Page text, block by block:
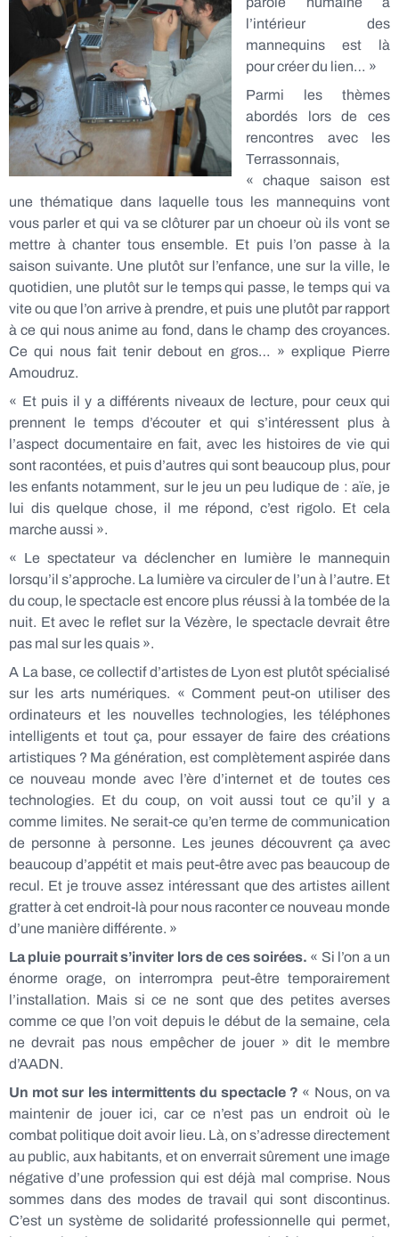
l’intérieur des
mannequins est là
pour créer du lien… »
Parmi les thèmes
abordés lors de ces
rencontres avec les
Terrassonnais,
« chaque saison est
une thématique dans laquelle tous les mannequins vont
vous parler et qui va se clôturer par un choeur où ils vont se
mettre à chanter tous ensemble. Et puis l’on passe à la
saison suivante. Une plutôt sur l’enfance, une sur la ville, le
quotidien, une plutôt sur le temps qui passe, le temps qui va
vite ou que l’on arrive à prendre, et puis une plutôt par rapport
à ce qui nous anime au fond, dans le champ des croyances.
Ce qui nous fait tenir debout en gros… » explique Pierre
Amoudruz.
« Et puis il y a différents niveaux de lecture, pour ceux qui
prennent le temps d’écouter et qui s’intéressent plus à
l’aspect documentaire en fait, avec les histoires de vie qui
sont racontées, et puis d’autres qui sont beaucoup plus, pour
les enfants notamment, sur le jeu un peu ludique de : aïe, je
lui dis quelque chose, il me répond, c’est rigolo. Et cela
marche aussi ».
« Le spectateur va déclencher en lumière le mannequin
lorsqu’il s’approche. La lumière va circuler de l’un à l’autre. Et
du coup, le spectacle est encore plus réussi à la tombée de la
nuit. Et avec le reflet sur la Vézère, le spectacle devrait être
pas mal sur les quais ».
A La base, ce collectif d’artistes de Lyon est plutôt spécialisé
sur les arts numériques. « Comment peut-on utiliser des
ordinateurs et les nouvelles technologies, les téléphones
intelligents et tout ça, pour essayer de faire des créations
artistiques ? Ma génération, est complètement aspirée dans
ce nouveau monde avec l’ère d’internet et de toutes ces
technologies. Et du coup, on voit aussi tout ce qu’il y a
comme limites. Ne serait-ce qu’en terme de communication
de personne à personne. Les jeunes découvrent ça avec
beaucoup d’appétit et mais peut-être avec pas beaucoup de
recul. Et je trouve assez intéressant que des artistes aillent
gratter à cet endroit-là pour nous raconter ce nouveau monde
d’une manière différente. »
La pluie pourrait s’inviter lors de ces soirées. « Si l’on a un
énorme orage, on interrompra peut-être temporairement
l’installation. Mais si ce ne sont que des petites averses
comme ce que l’on voit depuis le début de la semaine, cela
ne devrait pas nous empêcher de jouer » dit le membre
d’AADN.
Un mot sur les intermittents du spectacle ? « Nous, on va
maintenir de jouer ici, car ce n’est pas un endroit où le
combat politique doit avoir lieu. Là, on s’adresse directement
au public, aux habitants, et on enverrait sûrement une image
négative d’une profession qui est déjà mal comprise. Nous
sommes dans des modes de travail qui sont discontinus.
C’est un système de solidarité professionnelle qui permet,